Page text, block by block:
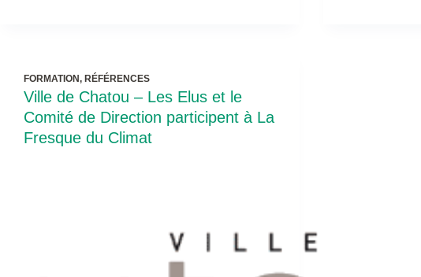
FORMATION, RÉFÉRENCES
Ville de Chatou – Les Elus et le
Comité de Direction participent à La
Fresque du Climat